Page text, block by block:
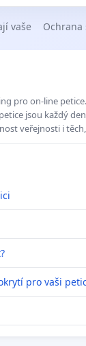
vaše
pro on-line
jsou každý
veřejnosti i
pro vaši